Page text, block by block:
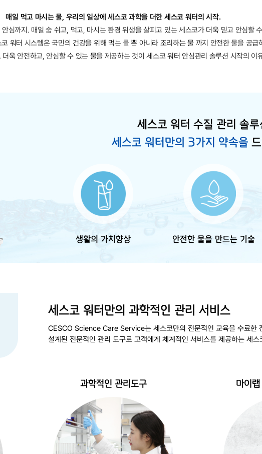
매일 먹고 마시는 물, 우리의 일상에 세스코 과학을 더한 세스코 워터의 시작.
심까지. 매일 숨 쉬고, 먹고, 마시는 환경 위생을 살피고 있는 세스코가 더욱 믿고 안심할
워터 시스템은 국민의 건강을 위해 먹는 물 뿐 아니라 조리하는 물 까지 안전한 물을 공
욱 안전하고, 안심할 수 있는 물을 제공하는 것이 세스코 워터 안심관리 솔루션 시작의 이
세스코 워터 수질 관리 솔루
세스코 워터만의 3가지 약속을
생활의 가치향상 안전한 물을 만드는 기술
세스코 워터만의 과학적인 관리 서비스
CESCO Science Care Service는 세스코만의 전문적인 교육을 수료한
설계된 전문적인 관리 도구로 고객에게 체계적인 서비스를 제공하는 세
과학적인 관리도구 마이